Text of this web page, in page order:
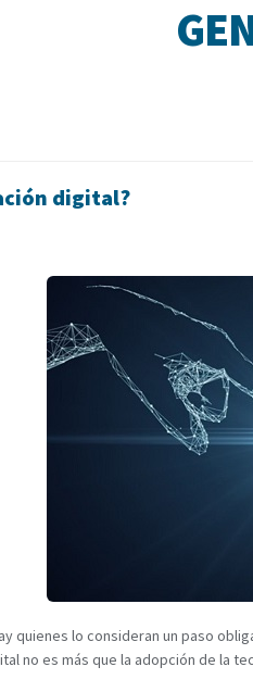
digital?
quienes lo consideran un paso
no es más que la adopción de la